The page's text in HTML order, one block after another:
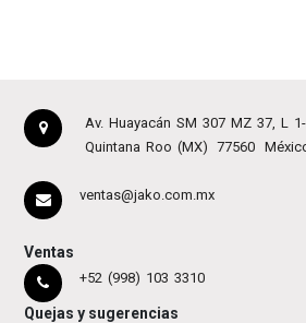
Av. Huayacán SM 307 MZ 37, L
Quintana Roo (MX)
77560
ventas@jako.com.mx
Ventas
+52 (998) 103 3310
Quejas y sugerencias